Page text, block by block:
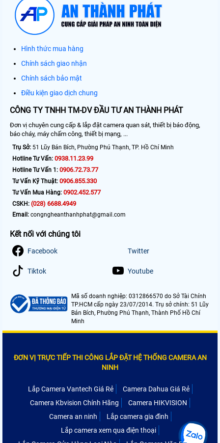
Hình thức mua hàng
Chính sách giao nhận
Chính sách bảo mật
Điều kiện giao dịch chung
CÔNG TY TNHH TM-DV ĐẦU TƯ AN THÀNH PHÁT
Đơn vị chuyên cung cấp & lắp đặt camera quan sát, thiết bị báo động,
báo cháy, máy chấm công, thiết bị mạng, ...
Trụ Sở: 51 Lũy Bán Bích, Phường Phú Thạnh, TP. Hồ Chí Minh
Hotline Tư Vấn: 0938.11.23.99
Hotline Tư Vấn 1: 0906.72.73.77
Tư Vấn Kỹ Thuật: 0906.855.330
Tư Vấn Mua Hàng: 0902.452.577
CSKH: (028) 6688.4949
Email: congngheanthanhphat@gmail.com
Kết nối với chúng tôi
Facebook Twitter
Tiktok Youtube
Mã số doanh nghiệp: 0312866570 do Sở Tài Chính
TP.HCM cấp ngày 23/07/2014. Trụ sở chính: 51 Lũy
Bán Bích, Phường Phú Thạnh, Thành Phố Hồ Chí
Minh
ĐƠN VỊ TRỰC TIẾP THI CÔNG LẮP ĐẶT HỆ THỐNG CAMERA AN
NINH
Lắp Camera Vantech Giá Rẻ
Camera Dahua Giá Rẻ
Camera Kbvision Chính Hãng
Camera HIKVISION
Camera an ninh
Lắp camera gia đình
Lắp camera xem qua điện thoại